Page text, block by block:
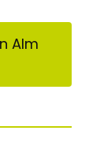
Alm